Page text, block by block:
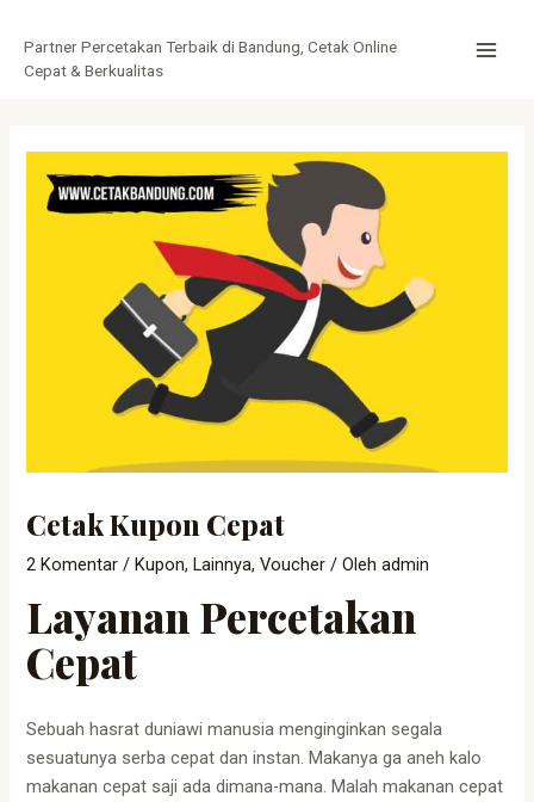
konten
Partner Percetakan Terbaik di Bandung, Cetak Online
Cepat & Berkualitas
Cetak Kupon Cepat
2 Komentar /Kupon,Lainnya,Voucher / Olehadmin
Layanan Percetakan
Cepat
Sebuah hasrat duniawi manusia menginginkan segala
sesuatunya serba cepat dan instan. Makanya ga aneh kalo
makanan cepat saji ada dimana-mana. Malah makanan cepat
navigation